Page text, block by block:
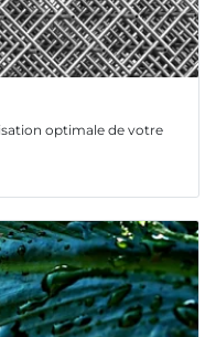
optimale de votre